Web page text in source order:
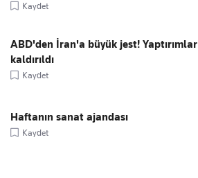
Kaydet
ABD'den İran'a büyük jest! Yaptırımlar
kaldırıldı
Kaydet
Haftanın sanat ajandası
Kaydet